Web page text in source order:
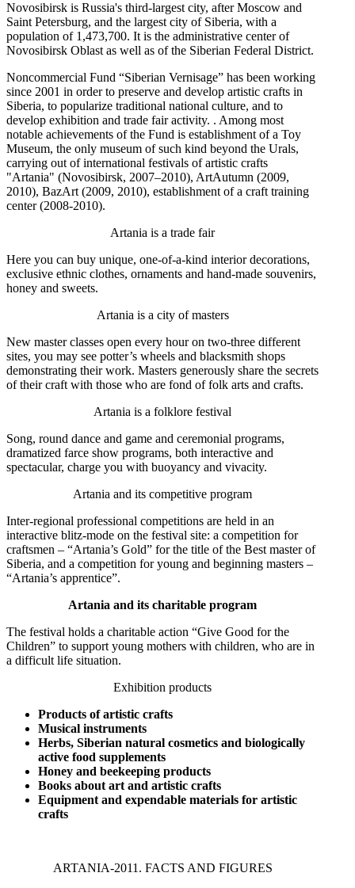
Novosibirsk is Russia's third-largest city, after Moscow and
Saint Petersburg, and the largest city of Siberia, with a
population of 1,473,700. It is the administrative center of
Novosibirsk Oblast as well as of the Siberian Federal District.
Noncommercial Fund “Siberian Vernisage” has been working
since 2001 in order to preserve and develop artistic crafts in
Siberia, to popularize traditional national culture, and to
develop exhibition and trade fair activity. . Among most
notable achievements of the Fund is establishment of a Toy
Museum, the only museum of such kind beyond the Urals,
carrying out of international festivals of artistic crafts
"Artania" (Novosibirsk, 2007–2010), ArtAutumn (2009,
2010), BazArt (2009, 2010), establishment of a craft training
center (2008-2010).
Artania is a trade fair
Here you can buy unique, one-of-a-kind interior decorations,
exclusive ethnic clothes, ornaments and hand-made souvenirs,
honey and sweets.
Artania is a city of masters
New master classes open every hour on two-three different
sites, you may see potter’s wheels and blacksmith shops
demonstrating their work. Masters generously share the secrets
of their craft with those who are fond of folk arts and crafts.
Artania is a folklore festival
Song, round dance and game and ceremonial programs,
dramatized farce show programs, both interactive and
spectacular, charge you with buoyancy and vivacity.
Artania and its competitive program
Inter-regional professional competitions are held in an
interactive blitz-mode on the festival site: a competition for
craftsmen – “Artania’s Gold” for the title of the Best master of
Siberia, and a competition for young and beginning masters –
“Artania’s apprentice”.
Artania and its charitable program
The festival holds a charitable action “Give Good for the
Children” to support young mothers with children, who are in
a difficult life situation.
Exhibition products
Products of artistic crafts
Musical instruments
Herbs, Siberian natural cosmetics and biologically
active food supplements
Honey and beekeeping products
Books about art and artistic crafts
Equipment and expendable materials for artistic
crafts
ARTANIA-2011. FACTS AND FIGURES